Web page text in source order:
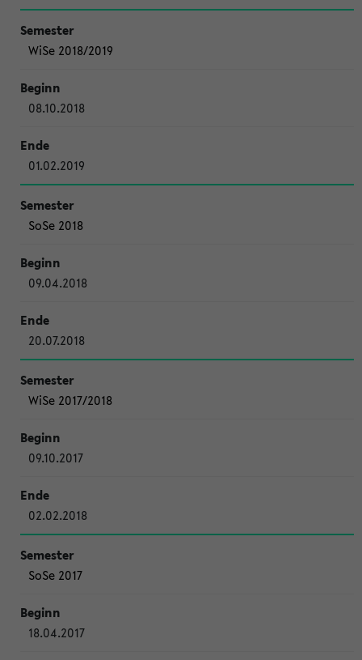
WiSe 2018/2019
08.10.2018
01.02.2019
SoSe 2018
09.04.2018
20.07.2018
WiSe 2017/2018
09.10.2017
02.02.2018
SoSe 2017
18.04.2017